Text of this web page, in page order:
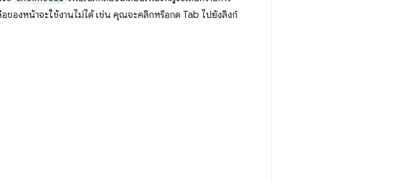
ของหน้าจะใช้งานไม่ได้ เช่น คุณจะคลิกหรือกด Tab ไปยังลิงก์